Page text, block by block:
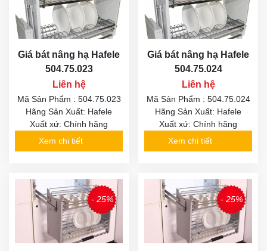
Giá bát nâng hạ Hafele
504.75.023
Liên hệ
Mã Sản Phẩm : 504.75.023
Hãng Sản Xuất: Hafele
Xuất xứ: Chính hãng
Xem chi tiết
Giá bát nâng hạ Hafele
504.75.024
Liên hệ
Mã Sản Phẩm : 504.75.024
Hãng Sản Xuất: Hafele
Xuất xứ: Chính hãng
Xem chi tiết
- 25% - 25%